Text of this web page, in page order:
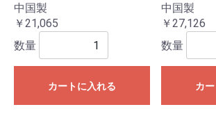
中国製
￥21,065
数量
カートに入れる
中国製
￥27,126
数量
カ